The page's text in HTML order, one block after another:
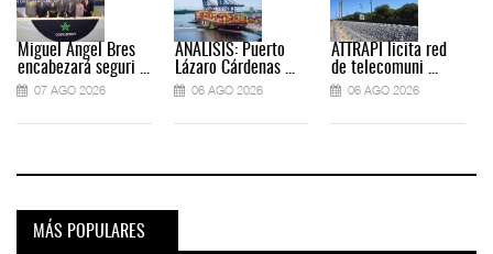
Miguel Ángel Bres
encabezará seguri ...
07 AGO 2026
ANÁLISIS: Puerto
Lázaro Cárdenas ...
06 AGO 2026
ATTRAPI licita red
de telecomuni ...
06 AGO 2026
MÁS POPULARES